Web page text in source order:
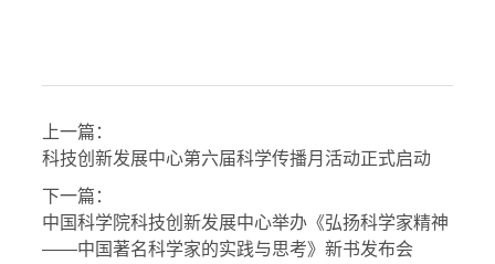
上一篇：
科技创新发展中心第六届科学传播月活动正式启动
下一篇：
中国科学院科技创新发展中心举办《弘扬科学家精神
——中国著名科学家的实践与思考》新书发布会